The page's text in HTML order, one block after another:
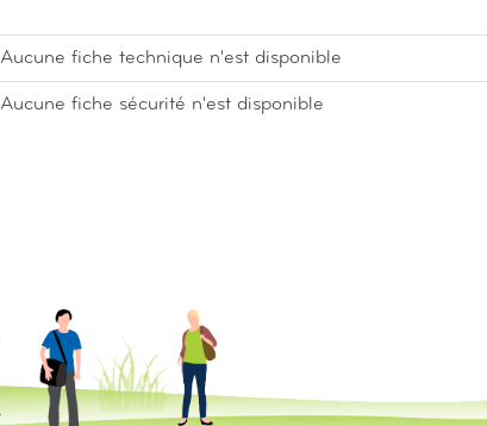
Aucune fiche technique n'est disponible
Aucune fiche sécurité n'est disponible